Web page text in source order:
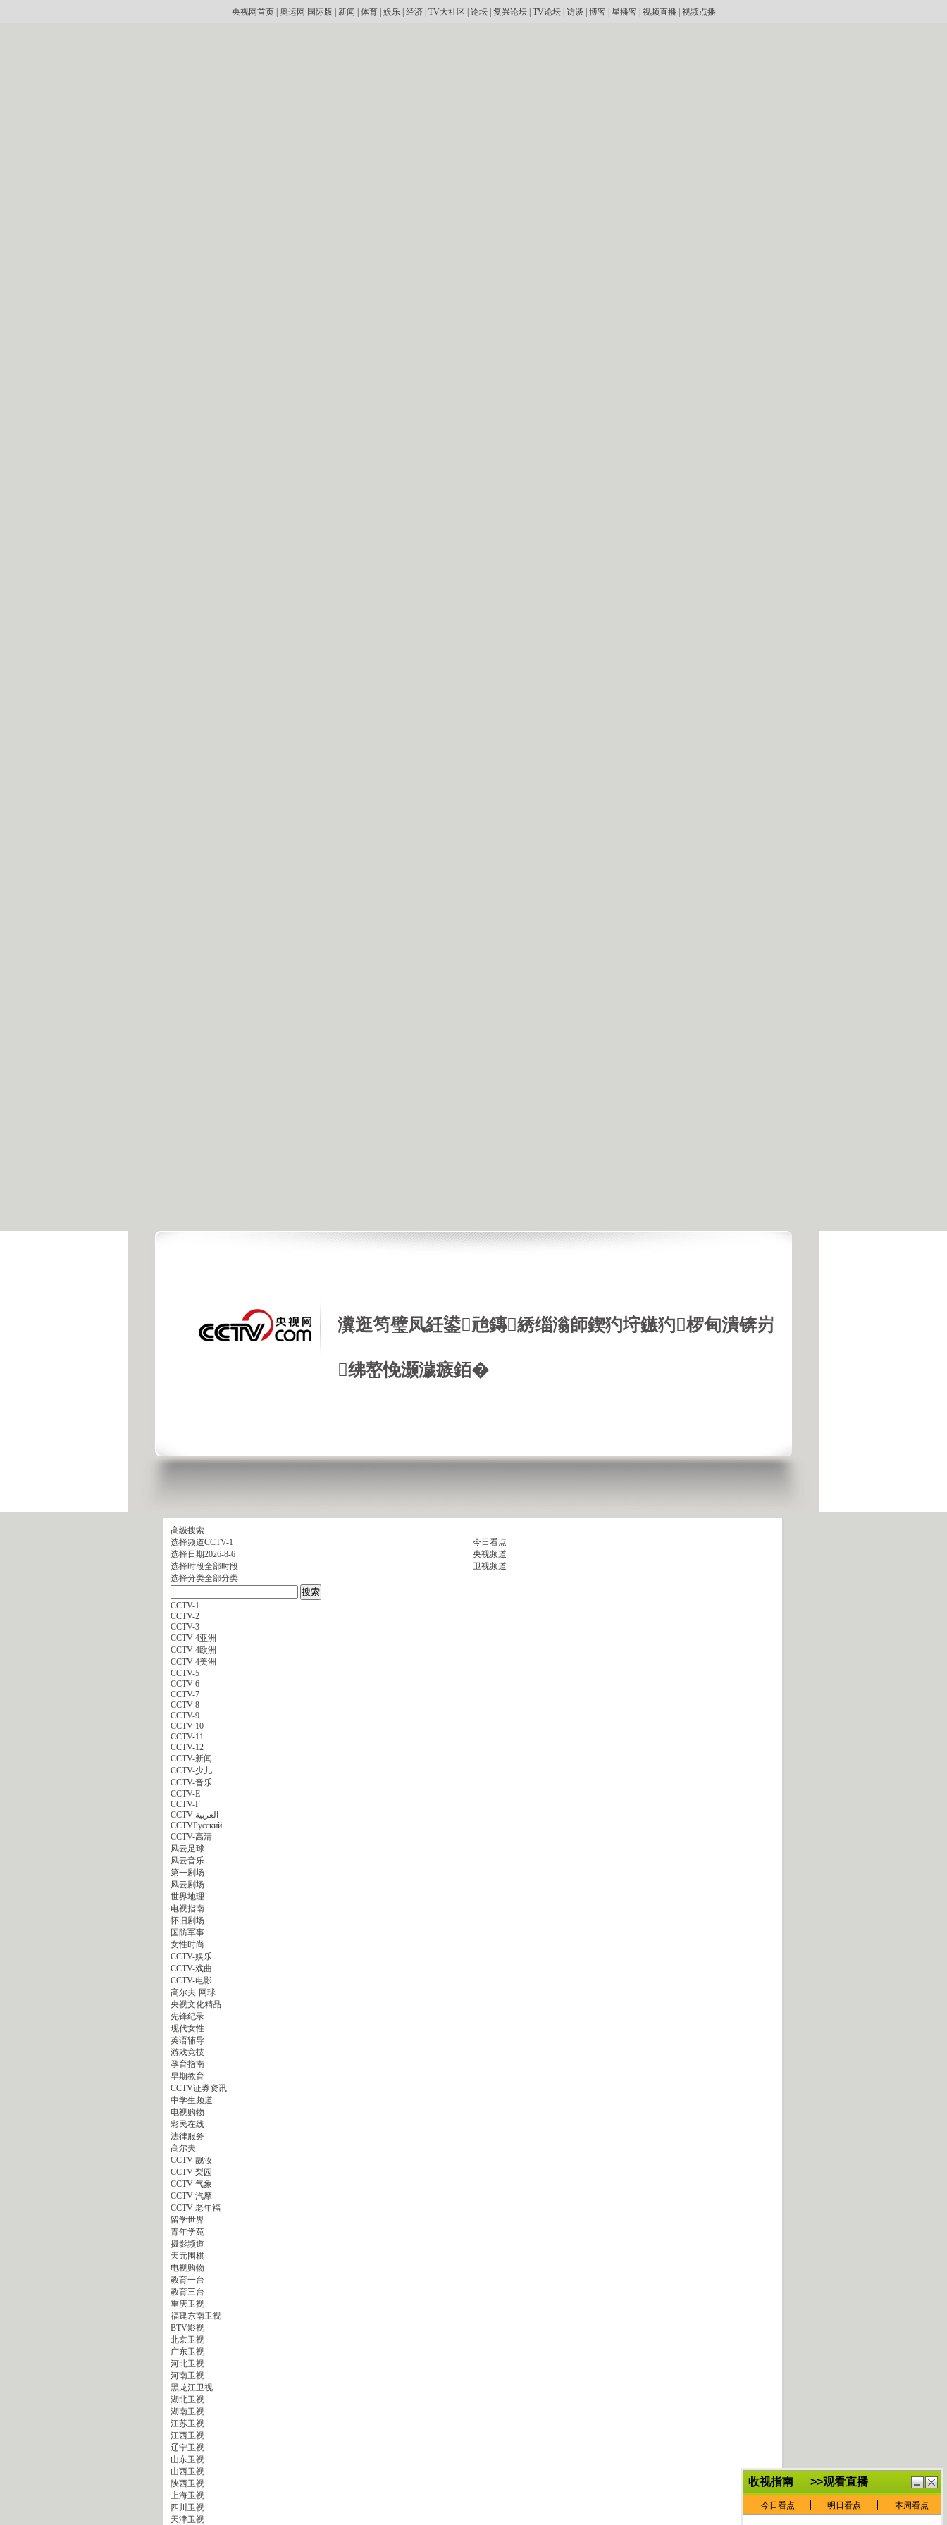
央视网首页| 奥运网 国际版 新闻 体育| 娱乐| 经济| TV大社区 论坛| 复兴论坛| TV论坛| 访谈 博客 星播客 视频直播| 视频点播
瀵逛笉璧凤紝鍙兘鏄綉缁滃師鍥犳垨鏃犳椤甸潰锛岃
绋嶅悗灏濊瘯銆�
高级搜索
选择频道CCTV-1
选择日期2026-8-6
选择时段全部时段
选择分类全部分类
CCTV-1
CCTV-2
CCTV-3
CCTV-4亚洲
CCTV-4欧洲
CCTV-4美洲
CCTV-5
CCTV-6
CCTV-7
CCTV-8
CCTV-9
CCTV-10
CCTV-11
CCTV-12
CCTV-新闻
CCTV-少儿
CCTV-音乐
CCTV-E
CCTV-F
CCTV-العربية
CCTVPусский
CCTV-高清
风云足球
风云音乐
第一剧场
风云剧场
世界地理
电视指南
怀旧剧场
国防军事
女性时尚
CCTV-娱乐
CCTV-戏曲
CCTV-电影
高尔夫·网球
央视文化精品
先锋纪录
现代女性
英语辅导
游戏竞技
孕育指南
早期教育
CCTV证券资讯
中学生频道
电视购物
彩民在线
法律服务
高尔夫
CCTV-靓妆
CCTV-梨园
CCTV-气象
CCTV-汽摩
CCTV-老年福
留学世界
青年学苑
摄影频道
天元围棋
电视购物
教育一台
教育三台
重庆卫视
福建东南卫视
BTV影视
北京卫视
广东卫视
河北卫视
河南卫视
黑龙江卫视
湖北卫视
湖南卫视
江苏卫视
江西卫视
辽宁卫视
山东卫视
山西卫视
陕西卫视
上海卫视
四川卫视
天津卫视
今日看点
央视频道
卫视频道
抽
鏈
€灏
忓
寲